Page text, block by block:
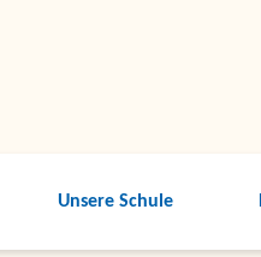
Unsere Schule